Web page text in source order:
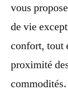
vous
de vie
confort, tout
proximité